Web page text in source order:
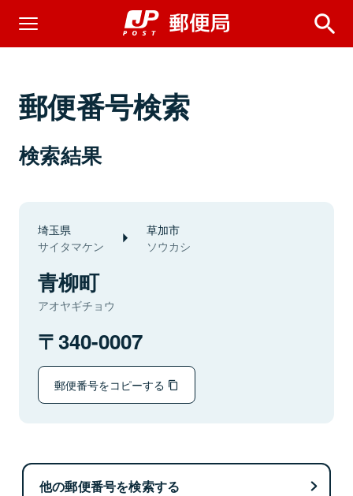
郵便番号検索
検索結果
埼玉県
サイタマケン
草加市
ソウカシ
青柳町
アオヤギチョウ
340-0007
郵便番号をコピーする
他の郵便番号を検索する